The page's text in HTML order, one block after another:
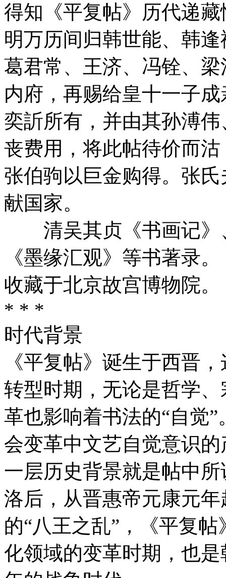
得知《平复帖》历代递
明万历间归韩世能、韩
葛君常、王济、冯铨、
内府，再赐给皇十一子
奕訢所有，并由其孙溥
丧费用，将此帖待价而
张伯驹以巨金购得。张
献国家。
清吴其贞《书画记》
《墨缘汇观》等书著录。
收藏于北京故宫博物院。
* * *
时代背景
《平复帖》诞生于西晋
转型时期，无论是哲学
革也影响着书法的“自觉
会变革中文艺自觉意识
一层历史背景就是帖中
洛后，从晋惠帝元康元
的“八王之乱”，《平复
化领域的变革时期，也